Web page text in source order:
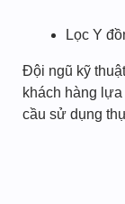
Lọc Y
Đội ngũ kỹ
khách hàng
cầu sử dụng